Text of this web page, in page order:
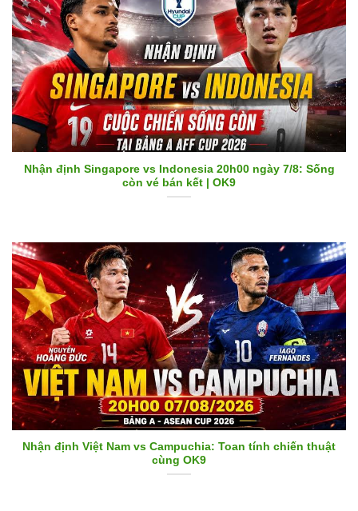
Nhận định Singapore vs Indonesia 20h00 ngày 7/8: Sống
còn vé bán kết | OK9
Nhận định Việt Nam vs Campuchia: Toan tính chiến thuật
cùng OK9